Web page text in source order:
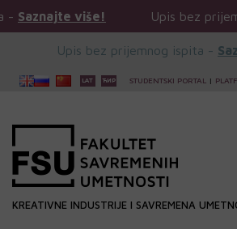
Upis bez prijemnog ispita -
Upis bez prijemnog ispita -
STUDENTSKI PORTAL |
KREATIVNE INDUSTRIJE I SAVREMENA